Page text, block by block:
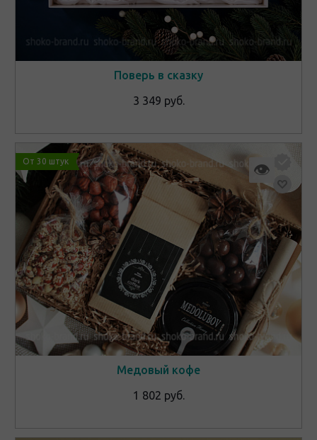
Поверь в сказку
3 349 руб.
От 30 штук 👁
Медовый кофе
1 802 руб.